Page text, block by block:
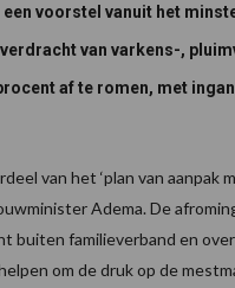
een voorstel vanuit het
van varkens-,
af te romen, met
van het ‘plan van aanpak
Adema. De
buiten familieverband en
om de druk op de